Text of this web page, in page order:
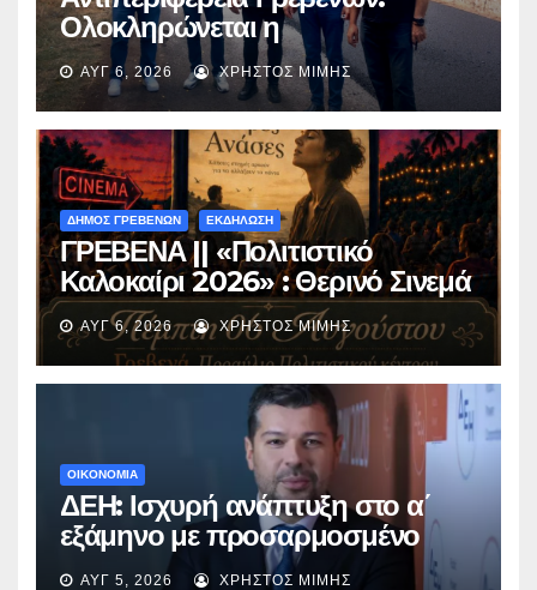
Ολοκληρώνεται η
ασφαλτόστρωση της οδού
Περιβόλι – Αβδέλλα
ΑΥΓ 6, 2026 ΧΡΉΣΤΟΣ ΜΊΜΗΣ
ΔΗΜΟΣ ΓΡΕΒΕΝΩΝ ΕΚΔΗΛΩΣΗ
ΓΡΕΒΕΝΑ || «Πολιτιστικό
Καλοκαίρι 2026» : Θερινό Σινεμά
με την βραβευμένη ταινία
«Μικρές Ανάσες».
ΑΥΓ 6, 2026 ΧΡΉΣΤΟΣ ΜΊΜΗΣ
ΟΙΚΟΝΟΜΙΑ
ΔΕΗ: Ισχυρή ανάπτυξη στο α΄
εξάμηνο με προσαρμοσμένο
EBITDA στα €1,2 δισ.
ΑΥΓ 5, 2026 ΧΡΉΣΤΟΣ ΜΊΜΗΣ